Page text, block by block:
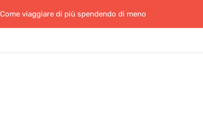
Come viaggiare di più spendendo di meno